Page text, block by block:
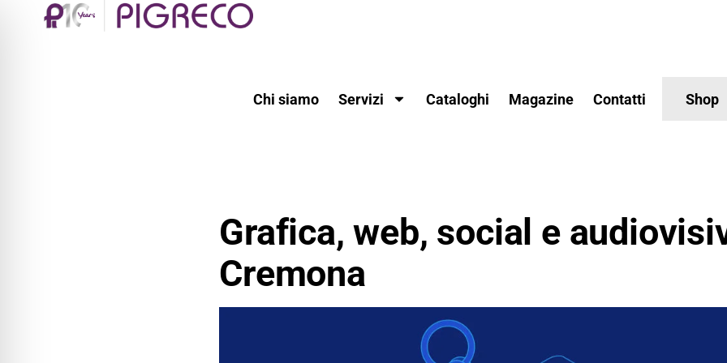
Chi siamo Servizi Cataloghi Magazine Contatti Shop
Grafica, web, social e
Cremona